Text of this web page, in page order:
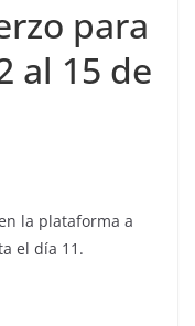
para
al 15 de
la plataforma a
el día 11.